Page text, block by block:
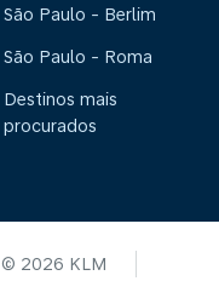
São Paulo - Berlim
São Paulo - Roma
Destinos mais
procurados
© 2026 KLM